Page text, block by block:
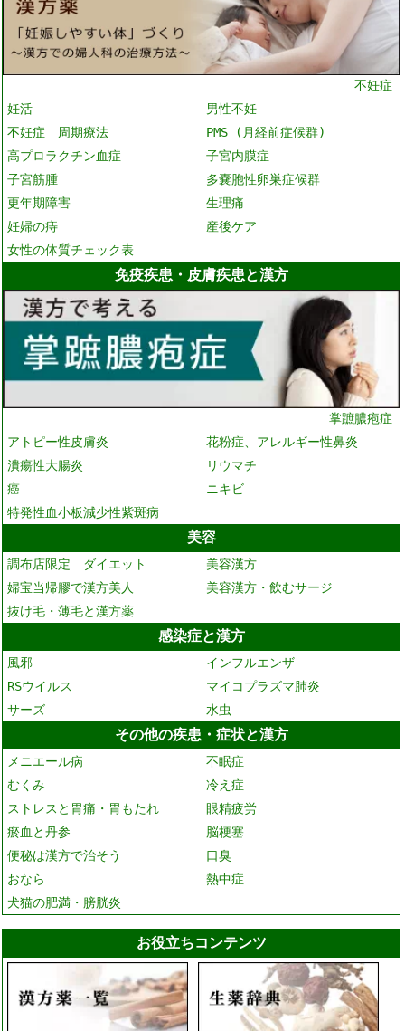
不妊症
妊活
男性不妊
不妊症 周期療法
PMS (月経前症候群)
高プロラクチン血症
子宮内膜症
子宮筋腫
多嚢胞性卵巣症候群
更年期障害
生理痛
妊婦の痔
産後ケア
女性の体質チェック表
免疫疾患・皮膚疾患と漢方
掌蹠膿疱症
アトピー性皮膚炎
花粉症、アレルギー性鼻炎
潰瘍性大腸炎
リウマチ
癌
ニキビ
特発性血小板減少性紫斑病
美容
調布店限定 ダイエット
美容漢方
婦宝当帰膠で漢方美人
美容漢方・飲むサージ
抜け毛・薄毛と漢方薬
感染症と漢方
風邪
インフルエンザ
RSウイルス
マイコプラズマ肺炎
サーズ
水虫
その他の疾患・症状と漢方
メニエール病
不眠症
むくみ
冷え症
ストレスと胃痛・胃もたれ
眼精疲労
瘀血と丹参
脳梗塞
便秘は漢方で治そう
口臭
おなら
熱中症
犬猫の肥満・膀胱炎
お役立ちコンテンツ